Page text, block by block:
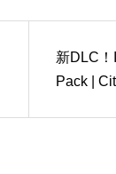
新DLC
Pack |